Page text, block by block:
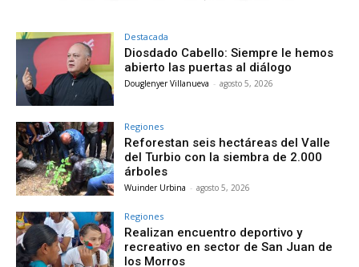
Destacada
Diosdado Cabello: Siempre le hemos
abierto las puertas al diálogo
Douglenyer Villanueva - agosto 5, 2026
Regiones
Reforestan seis hectáreas del Valle
del Turbio con la siembra de 2.000
árboles
Wuinder Urbina - agosto 5, 2026
Regiones
Realizan encuentro deportivo y
recreativo en sector de San Juan de
los Morros